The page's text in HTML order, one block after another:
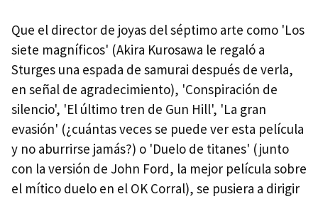
Que el director de joyas del séptimo arte como 'Los
siete magníficos' (Akira Kurosawa le regaló a
Sturges una espada de samurai después de verla,
en señal de agradecimiento), 'Conspiración de
silencio', 'El último tren de Gun Hill', 'La gran
evasión' (¿cuántas veces se puede ver esta película
y no aburrirse jamás?) o 'Duelo de titanes' (junto
con la versión de John Ford, la mejor película sobre
el mítico duelo en el OK Corral), se pusiera a dirigir